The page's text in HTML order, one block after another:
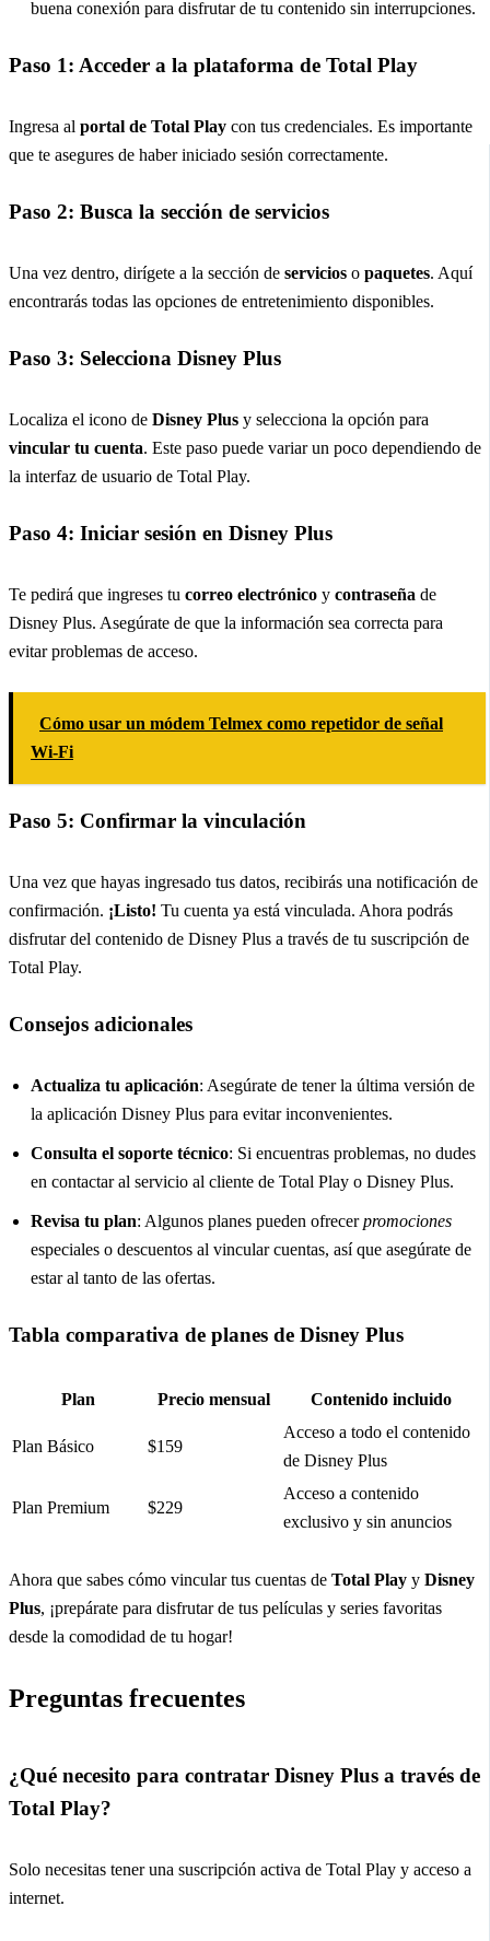
buena conexión para disfrutar de tu contenido sin interrupciones.
Paso 1: Acceder a la plataforma de Total Play
Ingresa al portal de Total Play con tus credenciales. Es importante
que te asegures de haber iniciado sesión correctamente.
Paso 2: Busca la sección de servicios
Una vez dentro, dirígete a la sección de servicios o paquetes. Aquí
encontrarás todas las opciones de entretenimiento disponibles.
Paso 3: Selecciona Disney Plus
Localiza el icono de Disney Plus y selecciona la opción para
vincular tu cuenta. Este paso puede variar un poco dependiendo de
la interfaz de usuario de Total Play.
Paso 4: Iniciar sesión en Disney Plus
Te pedirá que ingreses tu correo electrónico y contraseña de
Disney Plus. Asegúrate de que la información sea correcta para
evitar problemas de acceso.
Cómo usar un módem Telmex como repetidor de señal
Wi-Fi
Paso 5: Confirmar la vinculación
Una vez que hayas ingresado tus datos, recibirás una notificación de
confirmación. ¡Listo! Tu cuenta ya está vinculada. Ahora podrás
disfrutar del contenido de Disney Plus a través de tu suscripción de
Total Play.
Consejos adicionales
Actualiza tu aplicación: Asegúrate de tener la última versión de
la aplicación Disney Plus para evitar inconvenientes.
Consulta el soporte técnico: Si encuentras problemas, no dudes
en contactar al servicio al cliente de Total Play o Disney Plus.
Revisa tu plan: Algunos planes pueden ofrecerpromociones
especiales o descuentos al vincular cuentas, así que asegúrate de
estar al tanto de las ofertas.
Tabla comparativa de planes de Disney Plus
Plan Precio mensual Contenido incluido
Plan Básico $159
Acceso a todo el contenido
de Disney Plus
Plan Premium $229
Acceso a contenido
exclusivo y sin anuncios
Ahora que sabes cómo vincular tus cuentas de Total Play y Disney
Plus, ¡prepárate para disfrutar de tus películas y series favoritas
desde la comodidad de tu hogar!
Preguntas frecuentes
¿Qué necesito para contratar Disney Plus a través de
Total Play?
Solo necesitas tener una suscripción activa de Total Play y acceso a
internet.